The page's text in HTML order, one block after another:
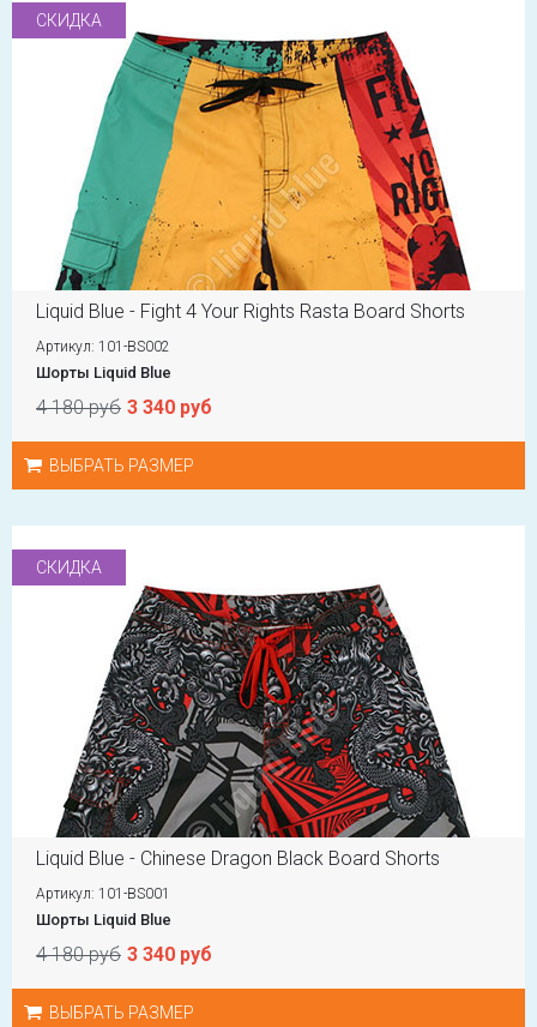
СКИДКА
Liquid Blue - Fight 4 Your Rights Rasta Board Shorts
Артикул: 101-BS002
Шорты Liquid Blue
4 180 руб 3 340 руб
ВЫБРАТЬ РАЗМЕР
СКИДКА
Liquid Blue - Chinese Dragon Black Board Shorts
Артикул: 101-BS001
Шорты Liquid Blue
4 180 руб 3 340 руб
ВЫБРАТЬ РАЗМЕР